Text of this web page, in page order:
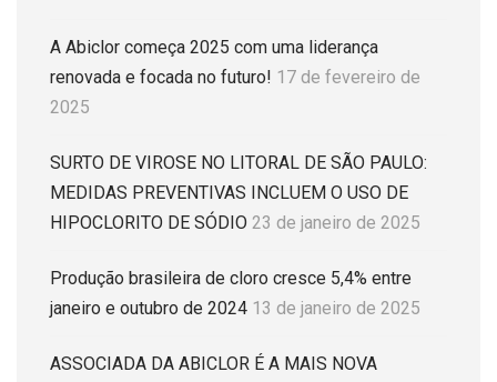
A Abiclor começa 2025 com uma liderança
renovada e focada no futuro! 17 de fevereiro de
2025
SURTO DE VIROSE NO LITORAL DE SÃO PAULO:
MEDIDAS PREVENTIVAS INCLUEM O USO DE
HIPOCLORITO DE SÓDIO 23 de janeiro de 2025
Produção brasileira de cloro cresce 5,4% entre
janeiro e outubro de 2024 13 de janeiro de 2025
ASSOCIADA DA ABICLOR É A MAIS NOVA